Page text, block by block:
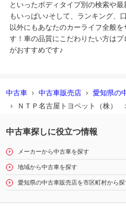
といったボディタイプ別の検索や
もいっぱい♪そして、ランキング、
以外にもあなたのカーライフ全般
す！車の品質にこだわりたい方は
がおすすめです♪
中古車 中古車販売店 愛知県の
ＮＴＰ名古屋トヨペット（株）
中古車探しに役立つ情報
メーカーから中古車を探す
地域から中古車を探す
愛知県の中古車販売店を市区町村から探